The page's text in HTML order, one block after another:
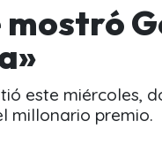
este miércoles,
millonario premio.